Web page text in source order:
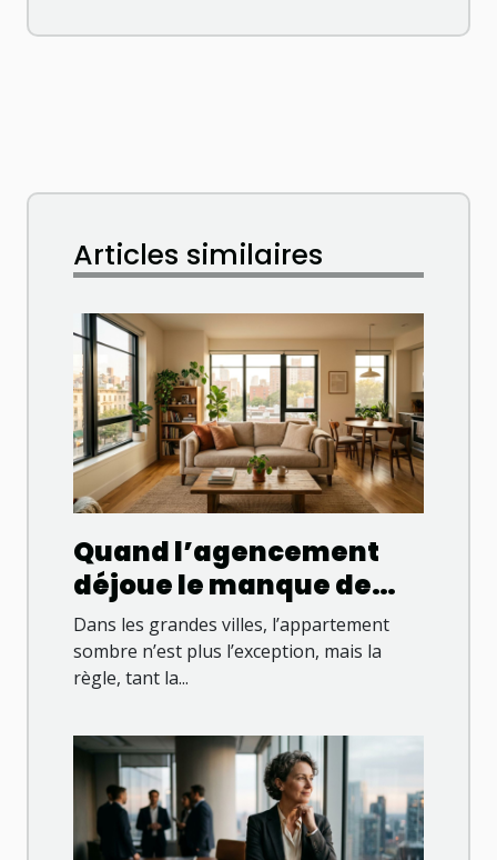
Articles similaires
Quand l’agencement
déjoue le manque de
lumière dans un
appartement
Dans les grandes villes, l’appartement
sombre n’est plus l’exception, mais la
règle, tant la...